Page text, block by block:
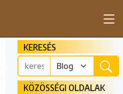
KERESÉS
KÖZÖSSÉGI OLDALAK